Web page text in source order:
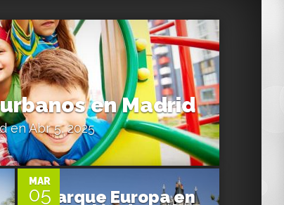
en Madrid
en Abr 5, 2025
MAR
05
0
Parque Europa en